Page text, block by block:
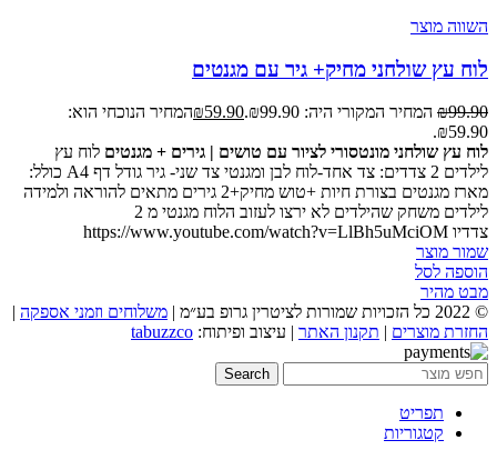
השווה מוצר
לוח עץ שולחני מחיק+ גיר עם מגנטים
₪99.90 המחיר המקורי היה: ₪99.90. ₪59.90
המחיר הנוכחי הוא:
₪59.90.
לוח עץ שולחני מונטסורי לציור עם טושים | גירים + מגנטים לוח עץ
לילדים 2 צדדים: צד אחד-לוח לבן ומגנטי צד שני- גיר גודל דף A4 כולל:
מארז מגנטים בצורת חיות +טוש מחיק+2 גירים מתאים להוראה ולמידה
לילדים משחק שהילדים לא ירצו לעזוב הלוח מגנטי מ 2
צדדיו https://www.youtube.com/watch?v=LlBh5uMciOM
שמור מוצר
הוספה לסל
מבט מהיר
© 2022 כל הזכויות שמורות לציטרין גרופ בע״מ |
משלוחים וזמני אספקה
החזרת מוצרים
תקנון האתר | עיצוב ופיתוח: tabuzzco
Search
תפריט
קטגוריות